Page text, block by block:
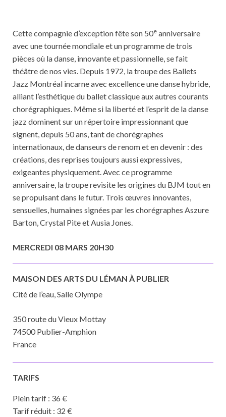
Cette compagnie d’exception fête son 50e anniversaire
avec une tournée mondiale et un programme de trois
pièces où la danse, innovante et passionnelle, se fait
théâtre de nos vies. Depuis 1972, la troupe des Ballets
Jazz Montréal incarne avec excellence une danse hybride,
alliant l’esthétique du ballet classique aux autres courants
chorégraphiques. Même si la liberté et l’esprit de la danse
jazz dominent sur un répertoire impressionnant que
signent, depuis 50 ans, tant de chorégraphes
internationaux, de danseurs de renom et en devenir : des
créations, des reprises toujours aussi expressives,
exigeantes physiquement. Avec ce programme
anniversaire, la troupe revisite les origines du BJM tout en
se propulsant dans le futur. Trois œuvres innovantes,
sensuelles, humaines signées par les chorégraphes Aszure
Barton, Crystal Pite et Ausia Jones.
MERCREDI 08 MARS 20H30
MAISON DES ARTS DU LÉMAN À PUBLIER
Cité de l’eau, Salle Olympe
350 route du Vieux Mottay
74500 Publier-Amphion
France
TARIFS
Plein tarif : 36 €
Tarif réduit : 32 €